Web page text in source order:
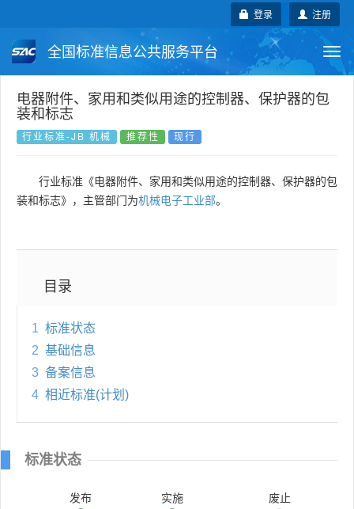
注册
登录
全国标准信息公共服务平台
国家标准 行业标准 地方标准
团体标准 企业标准
国外标准 技术委员会
电器附件、家用和类似用途的控制器、保护器的包
装和标志
行业标准-JB 机械 推荐性 现行
行业标准《电器附件、家用和类似用途的控制器、保护器的包
装和标志》，主管部门为机械电子工业部。
目录
1 标准状态
2 基础信息
3 备案信息
4 相近标准(计划)
标准状态
发布 实施 废止